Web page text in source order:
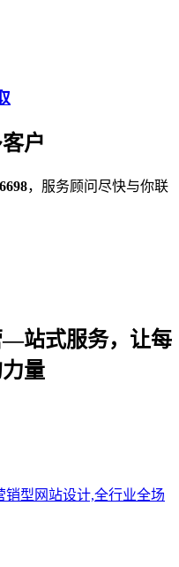
户
，服务顾问尽快与你联
—站式服务，让每
量
销型网站设计,全行业全场